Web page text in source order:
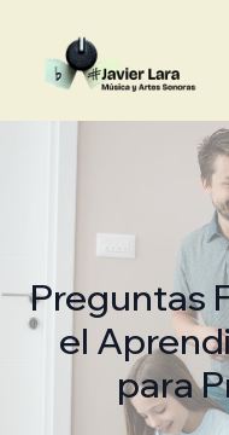
Preguntas
el
para